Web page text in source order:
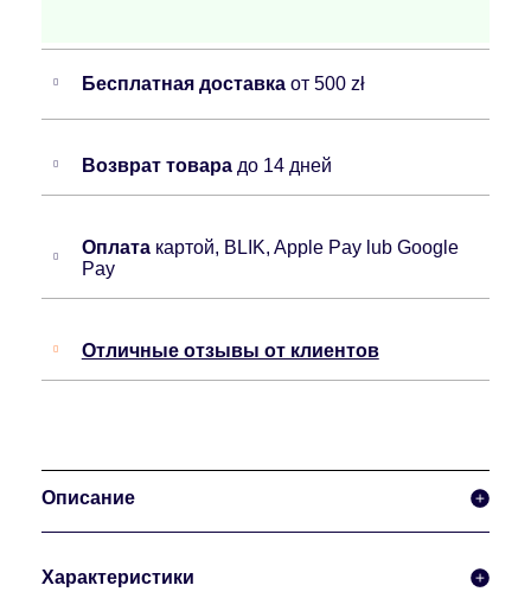
Бесплатная доставка от 500 zł
Возврат товара до 14 дней
Оплата картой, BLIK, Apple Pay lub Google
Pay
Отличные отзывы от клиентов
Описание
Характеристики